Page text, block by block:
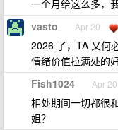
一个月给这么多，
vasto Apr 20
2026 了，TA 又何
情绪价值拉满处的
Fish1024 Apr 20
相处期间一切都很
姐？